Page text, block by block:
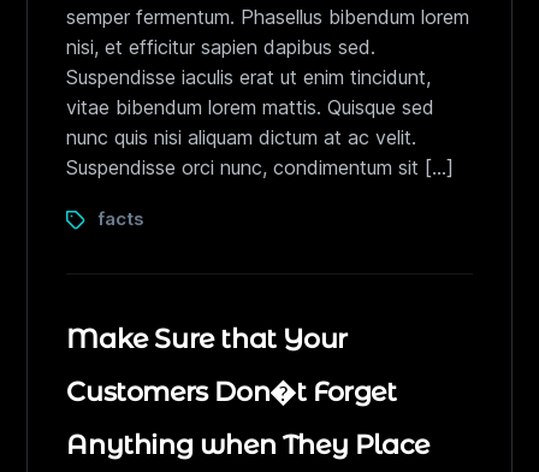
semper fermentum. Phasellus bibendum lorem
nisi, et efficitur sapien dapibus sed.
Suspendisse iaculis erat ut enim tincidunt,
vitae bibendum lorem mattis. Quisque sed
nunc quis nisi aliquam dictum at ac velit.
Suspendisse orci nunc, condimentum sit […]
facts
Make Sure that Your
Customers Don�t Forget
Anything when They Place